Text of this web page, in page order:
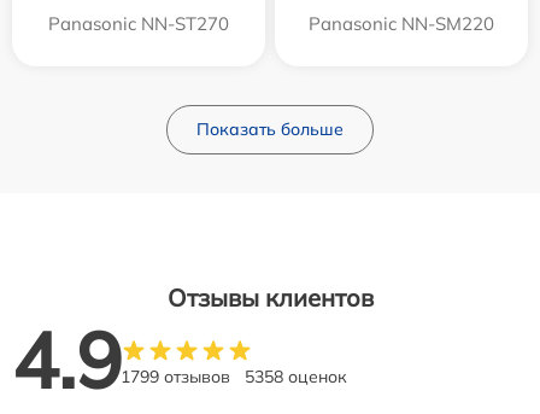
Panasonic NN-ST270 Panasonic NN-SM220
Показать больше
Отзывы клиентов
4.91799 отзывов 5358 оценок